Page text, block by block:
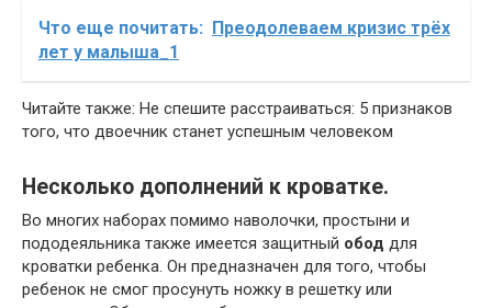
Что еще почитать: Преодолеваем кризис трёх
лет у малыша_1
Читайте также: Не спешите расстраиваться: 5 признаков
того, что двоечник станет успешным человеком
Несколько дополнений к кроватке.
Во многих наборах помимо наволочки, простыни и
пододеяльника также имеется защитный обод для
кроватки ребенка. Он предназначен для того, чтобы
ребенок не смог просунуть ножку в решетку или